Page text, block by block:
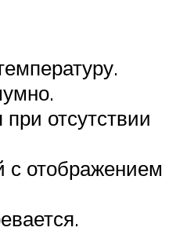
отсутствии
с отображением